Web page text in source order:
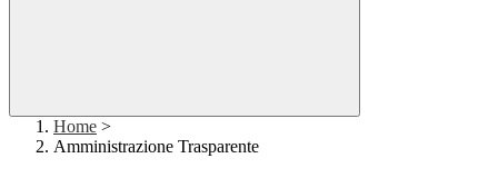
Home >
Amministrazione Trasparente